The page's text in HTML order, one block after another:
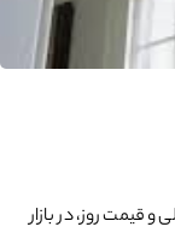
قیمت روز، در بازار